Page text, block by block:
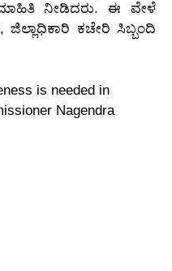
ನೀಡಿದರು. ಈ ವೇಳೆ
ಕಚೇರಿ ಸಿಬ್ಬಂದಿ
is needed in
Nagendra